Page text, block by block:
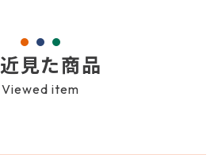
近見た商品
Viewed item